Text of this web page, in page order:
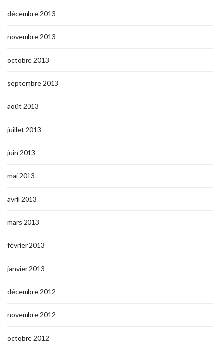
décembre 2013
novembre 2013
octobre 2013
septembre 2013
août 2013
juillet 2013
juin 2013
mai 2013
avril 2013
mars 2013
février 2013
janvier 2013
décembre 2012
novembre 2012
octobre 2012